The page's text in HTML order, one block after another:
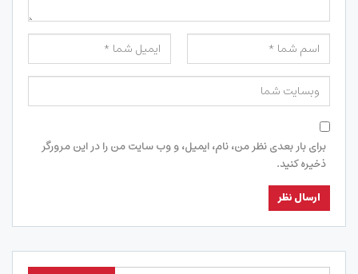
برای بار بعدی نظر من، نام، ایمیل، و وب سایت من را در این مرورگر
ذخیره کنید.